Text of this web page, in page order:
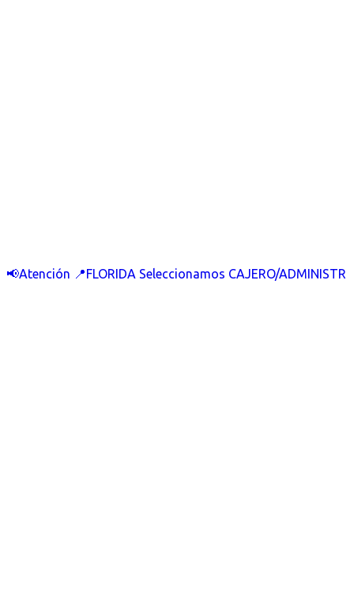
📢Atención 📍FLORIDA Seleccionamos CAJERO/ADMINISTR